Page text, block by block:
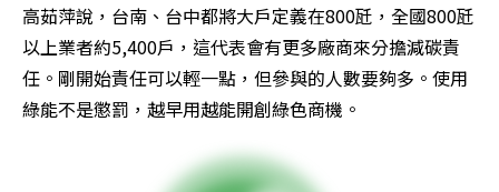
高茹萍說，台南、台中都將大戶定義在800瓩，全國800瓩
以上業者約5,400戶，這代表會有更多廠商來分擔減碳責
任。剛開始責任可以輕一點，但參與的人數要夠多。使用
綠能不是懲罰，越早用越能開創綠色商機。